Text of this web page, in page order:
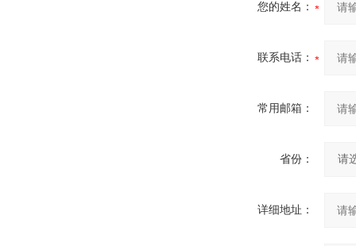
您的姓名：
联系电话：
常用邮箱：
省份：
详细地址：